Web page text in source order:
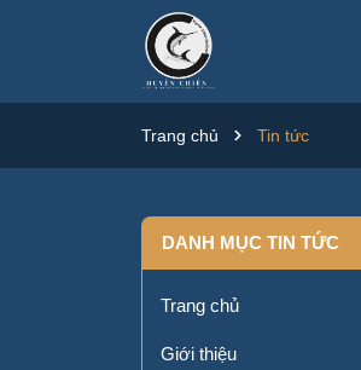
Trang chủ Tin tức
DANH MỤC TIN TỨC
Trang chủ
Giới thiệu